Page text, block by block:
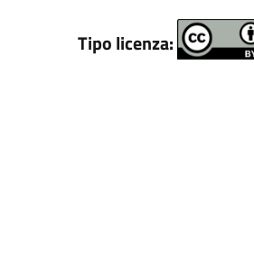
Tipo licenza: